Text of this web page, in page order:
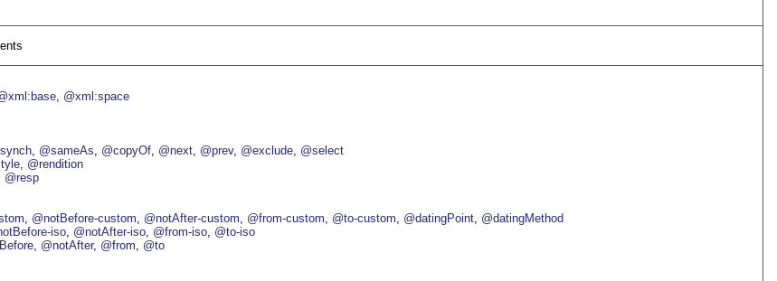
@xml:space
@sameAs @copyOf @next @prev @exclude @select
@rendition
@resp
@notBefore-custom @notAfter-custom @from-custom @to-custom @datingPoint @datingMethod
iso @notAfter-iso @from-iso @to-iso
@notAfter @from
@to